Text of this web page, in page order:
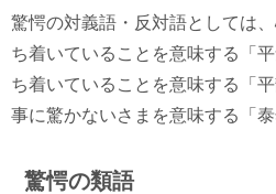
驚愕の対義語・反対語としては
ち着いていることを意味する「
ち着いていることを意味する「
事に驚かないさまを意味する「
驚愕の類語